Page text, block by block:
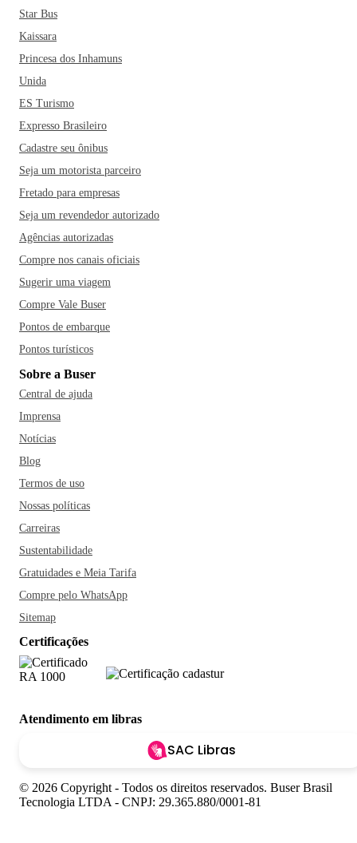
Star Bus
Kaissara
Princesa dos Inhamuns
Unida
ES Turismo
Expresso Brasileiro
Cadastre seu ônibus
Seja um motorista parceiro
Fretado para empresas
Seja um revendedor autorizado
Agências autorizadas
Compre nos canais oficiais
Sugerir uma viagem
Compre Vale Buser
Pontos de embarque
Pontos turísticos
Sobre a Buser
Central de ajuda
Imprensa
Notícias
Blog
Termos de uso
Nossas políticas
Carreiras
Sustentabilidade
Gratuidades e Meia Tarifa
Compre pelo WhatsApp
Sitemap
Certificações
Atendimento em libras
SAC Libras
© 2026 Copyright - Todos os direitos reservados. Buser Brasil
Tecnologia LTDA - CNPJ: 29.365.880/0001-81